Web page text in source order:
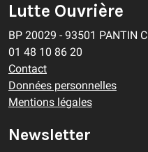
Lutte Ouvrière
BP 20029 - 93501 PANTIN
01 48 10 86 20
Contact
Données personnelles
Mentions légales
Newsletter